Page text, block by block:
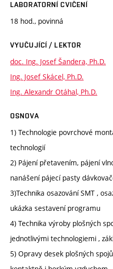
LABORATORNÍ CVIČENÍ
18 hod., povinná
VYUČUJÍCÍ / LEKTOR
doc. Ing. Josef Šandera, Ph.D.
Ing. Josef Skácel, Ph.D.
Ing. Alexandr Otáhal, Ph.D.
OSNOVA
1) Technologie povrchové
technologií
2) Pájení přetavením, pájení
nanášení pájecí pasty
3)Technika osazování SMT ,
ukázka sestavení programu
4) Technika výroby plošných
jednotlivými technologiemi ,
5) Opravy desek plošných